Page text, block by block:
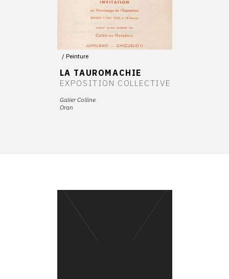
Peinture
LA TAUROMACHIE
EXPOSITION COLLECTIVE
Galier Colline
Oran